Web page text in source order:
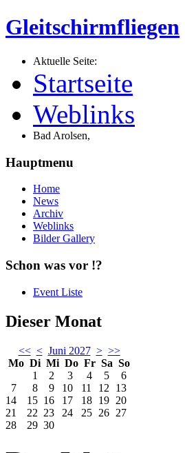
Gleitschirmfliegen
Aktuelle Seite:
Startseite
Weblinks
Bad Arolsen,
Hauptmenu
Home
News
Archiv
Weblinks
Bilder Gallery
Schon was vor !?
Event Liste
Dieser Monat
<< < Juni 2027 > >>
Mo Di Mi Do Fr Sa So
1
2 3 4 5
6
7
8 9 10 11 12
13
14
15 16 17 18 19 20
21
22 23 24 25 26 27
28
29 30